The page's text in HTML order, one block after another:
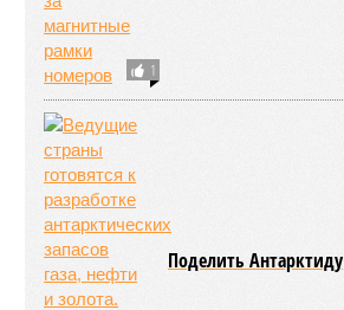
1
Поделить Антарктиду